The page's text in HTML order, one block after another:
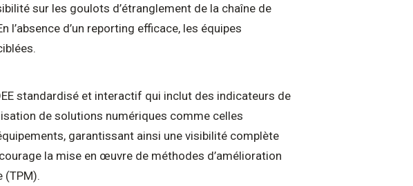
sur les goulots d’étranglement de la chaîne de
d’un reporting efficace, les équipes
standardisé et interactif qui inclut des indicateurs de
de solutions numériques comme celles
garantissant ainsi une visibilité complète
la mise en œuvre de méthodes d’amélioration
(TPM).